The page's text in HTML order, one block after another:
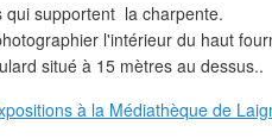
qui supportent la charpente.
l'intérieur du haut
situé à 15 mètres au dessus..